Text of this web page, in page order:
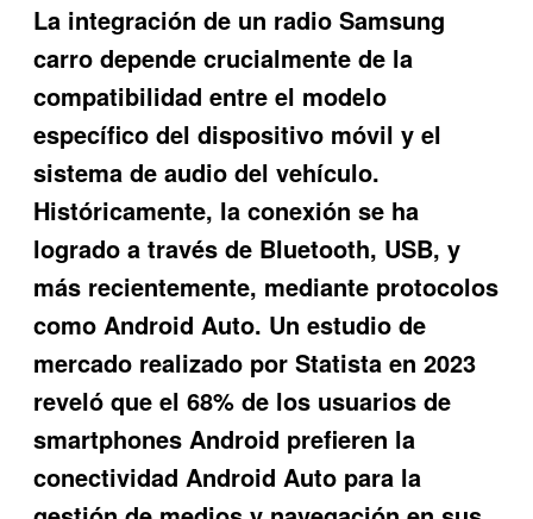
La integración de un radio Samsung
carro depende crucialmente de la
compatibilidad entre el modelo
específico del dispositivo móvil y el
sistema de audio del vehículo.
Históricamente, la conexión se ha
logrado a través de Bluetooth, USB, y
más recientemente, mediante protocolos
como Android Auto. Un estudio de
mercado realizado por Statista en 2023
reveló que el 68% de los usuarios de
smartphones Android prefieren la
conectividad Android Auto para la